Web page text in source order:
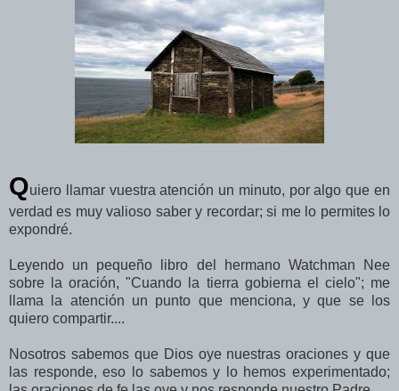
Quiero llamar vuestra atención un minuto, por algo que en
verdad es muy valioso saber y recordar; si me lo permites lo
expondré.
Leyendo un pequeño libro del hermano Watchman Nee
sobre la oración, "Cuando la tierra gobierna el cielo"; me
llama la atención un punto que menciona, y que se los
quiero compartir....
Nosotros sabemos que Dios oye nuestras oraciones y que
las responde, eso lo sabemos y lo hemos experimentado;